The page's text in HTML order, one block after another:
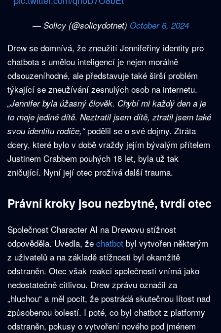
— Solicy (@solicydotnet) October 6, 2024
Drew se domnívá, že zneužití Jennifeřiny identity pro
chatbota s umělou inteligencí je nejen morálně
odsouzeníhodné, ale představuje také širší problém
týkající se zneužívání zesnulých osob na internetu.
„Jennifer byla úžasný člověk. Chybí mi každý den a je
to moje jediné dítě. Neztratil jsem dítě, ztratil jsem také
svou identitu rodiče,“podělil se o své dojmy. Ztráta
dcery, které bylo v době vraždy jejím bývalým přítelem
Justinem Crabbem pouhých 18 let, byla už tak
zničující. Nyní její otec prožívá další trauma.
Právní kroky jsou nezbytné, tvrdí otec
Společnost Character AI na Drewovu stížnost
odpověděla. Uvedla, že chatbot byl vytvořen některým
z uživatelů a na základě stížnosti byl okamžitě
odstraněn. Otec však reakci společnosti vnímá jako
nedostatečně citlivou. Drew zprávu označil za
„hluchou“ a měl pocit, že postrádá skutečnou lítost nad
způsobenou bolestí. I poté, co byl chatbot z platformy
odstraněn, pokusy o vytvoření nového pod jménem